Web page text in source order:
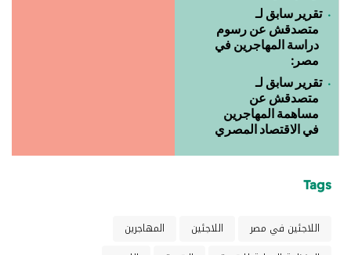
تقرير سابق لـ
متصدقش عن رسوم
دراسة المهاجرين في
مصر:
تقرير سابق لـ
متصدقش عن
مساهمة المهاجرين
في الاقتصاد المصري
Tags
اللاجئين في مصر اللاجئين
المهاجرين